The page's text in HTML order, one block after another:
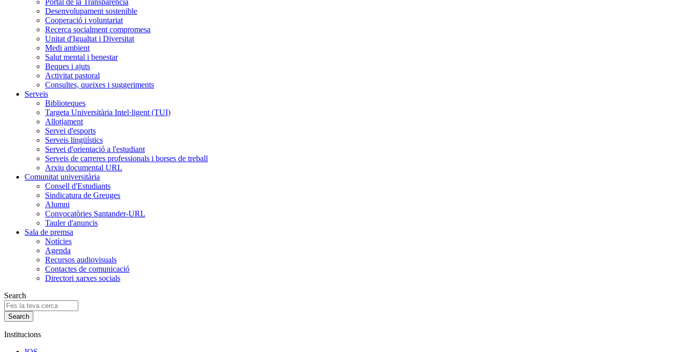
Desenvolupament sostenible
Cooperació i voluntariat
Recerca socialment compromesa
Unitat d'Igualtat i Diversitat
Medi ambient
Salut mental i benestar
Beques i ajuts
Activitat pastoral
Consultes, queixes i suggeriments
Serveis
Biblioteques
Targeta Universitària Intel·ligent (TUI)
Allotjament
Servei d'esports
Serveis lingüístics
Servei d'orientació a l'estudiant
Serveis de carreres professionals i borses de treball
Arxiu documental URL
Comunitat universitària
Consell d'Estudiants
Sindicatura de Greuges
Alumni
Convocatòries Santander-URL
Tauler d'anuncis
Sala de premsa
Notícies
Agenda
Recursos audiovisuals
Contactes de comunicació
Directori xarxes socials
Search
Institucions